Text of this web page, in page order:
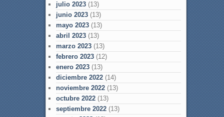
julio 2023(13)
junio 2023(13)
mayo 2023(13)
abril 2023(13)
marzo 2023(13)
febrero 2023(12)
enero 2023(13)
diciembre 2022(14)
noviembre 2022(13)
octubre 2022(13)
septiembre 2022(13)